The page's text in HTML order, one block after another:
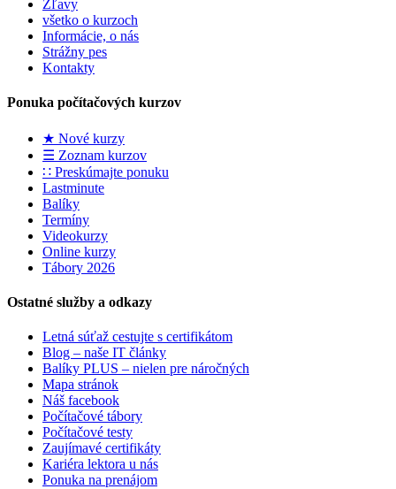
Zľavy
všetko o kurzoch
Informácie, o nás
Strážny pes
Kontakty
Ponuka počítačových kurzov
★ Nové kurzy
☰ Zoznam kurzov
∷ Preskúmajte ponuku
Lastminute
Balíky
Termíny
Videokurzy
Online kurzy
Tábory 2026
Ostatné služby a odkazy
Letná súťaž cestujte s certifikátom
Blog – naše IT články
Balíky PLUS – nielen pre náročných
Mapa stránok
Náš facebook
Počítačové tábory
Počítačové testy
Zaujímavé certifikáty
Kariéra lektora u nás
Ponuka na prenájom